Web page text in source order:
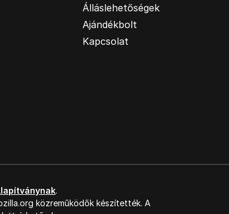
Álláslehetőségek
Ajándékbolt
Kapcsolat
.
közreműködők készítették. A